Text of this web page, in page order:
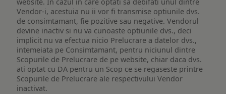
website. In cazul in care optati sa debifati unul dintre
Vendor-i, acestuia nu ii vor fi transmise optiunile dvs.
de consimtamant, fie pozitive sau negative. Vendorul
devine inactiv si nu va cunoaste optiunile dvs., deci
implicit nu va efectua nicio Prelucrare a datelor dvs.,
intemeiata pe Consimtamant, pentru niciunul dintre
Scopurile de Prelucrare de pe website, chiar daca dvs.
ati optat cu DA pentru un Scop ce se regaseste printre
Scopurile de Prelucrare ale respectivului Vendor
inactivat.